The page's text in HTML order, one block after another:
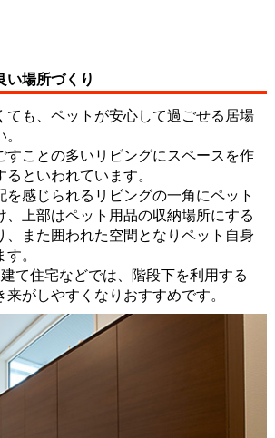
い場所づくり
ても、ペットが安心して過ごせる居場
すことの多いリビングにスペースを作
といわれています。
を感じられるリビングの一角にペット
、上部はペット用品の収納場所にする
、また囲われた空間となりペット自身
。
て住宅などでは、階段下を利用する
来がしやすくなりおすすめです。